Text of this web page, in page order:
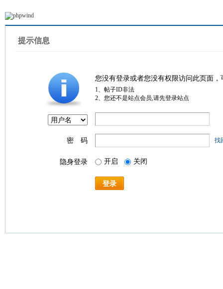
提示信息
您没有登录或者您没有权限访问此页面
1、帖子ID非法
2、您还不是站点会员,请先登录站点
密 码 找
隐身登录 开启 关闭
登录